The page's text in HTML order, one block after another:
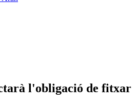
l'obligació de fitxar